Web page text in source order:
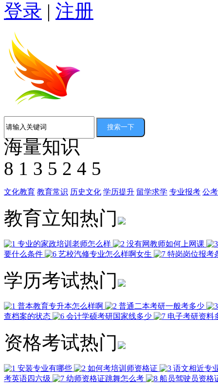
登录 | 注册
海量知识
8 1 3 5 2 4 5
文化教育 教育常识 历史文化 学历提升 留学求学 专业报考 公
教育立知热门
专业的家政培训老师怎么样
没有网教师如何上网课
要什么条件
艺校汽修专业怎么样啊女生 特岗岗位报考
学历考试热门
普本教育专升本怎么样啊
普通二本考研一般考多少
查档案的状态
会计学硕考研国家线多少 电子考研资料
资格考试热门
安装专业有哪些 如何考培训师资格证
语文相近专
考英语四六级
幼师资格证跳舞怎么考 船员驾驶员资格